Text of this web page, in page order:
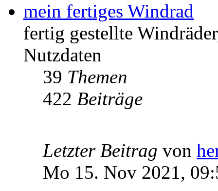
mein fertiges Windrad
fertig gestellte
Nutzdaten
39 Themen
422 Beiträge
Letzter Beitrag von
Mo 15. Nov 2021,